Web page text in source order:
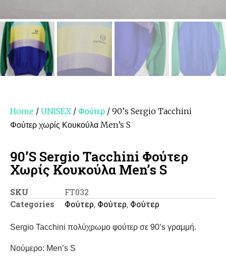
Home / UNISEX/ Φούτερ / 90’s Sergio Tacchini
Φούτερ χωρίς Κουκούλα Men’s S
90’s Sergio Tacchini Φούτερ
Χωρίς Κουκούλα Men’s S
SKU
FT032
Categories
Φούτερ, Φούτερ, Φούτερ
Sergio Tacchini πολύχρωμο φούτερ σε 90’s γραμμή.
Νούμερο: Men’s S